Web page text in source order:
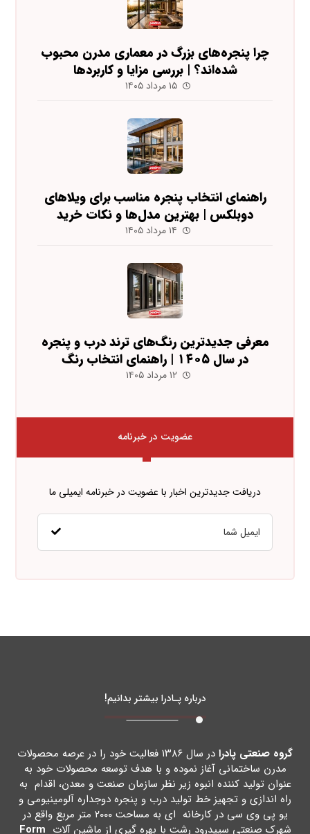
چرا پنجره‌های بزرگ در معماری مدرن محبوب
شده‌اند؟ | بررسی مزایا و کاربردها
۱۵ مرداد ۱۴۰۵
راهنمای انتخاب پنجره مناسب برای ویلاهای
دوبلکس | بهترین مدل‌ها و نکات خرید
۱۴ مرداد ۱۴۰۵
معرفی جدیدترین رنگ‌های ترند درب و پنجره
در سال ۱۴۰۵ | راهنمای انتخاب رنگ
۱۲ مرداد ۱۴۰۵
عضویت در خبرنامه
دریافت جدیدترین اخبار با عضویت در خبرنامه ایمیلی ما
درباره پـادرا بیشتر بدانیم!
گروه صنعتی پادرا
در سال ۱۳۸۶ فعالیت خود را در عرصه محصولات
مدرن ساختمانی آغاز نموده و با هدف توسعه محصولات خود به
عنوان تولید کننده انبوه زیر نظر سازمان صنعت و معدن، اقدام به
راه اندازي و تجهیز خط تولید درب و پنجره دوجداره آلومینیومی و
یو پی وي سی در کارخانه اي به مساحت ۲۰۰۰ متر مربع واقع در
شهرك صنعتی سپیدرود رشت با بهره گیري از ماشین آلات Form